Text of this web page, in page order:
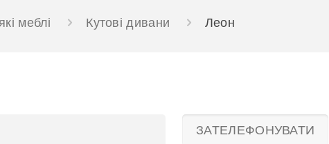
меблі Кутові дивани Леон
ЗАТЕЛЕФОНУВАТИ